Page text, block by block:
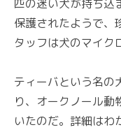
匹の迷い犬が持ち込
保護されたようで、
タッフは犬のマイク
ティーバという名の
り、オークノール
いたのだ。詳細はわ